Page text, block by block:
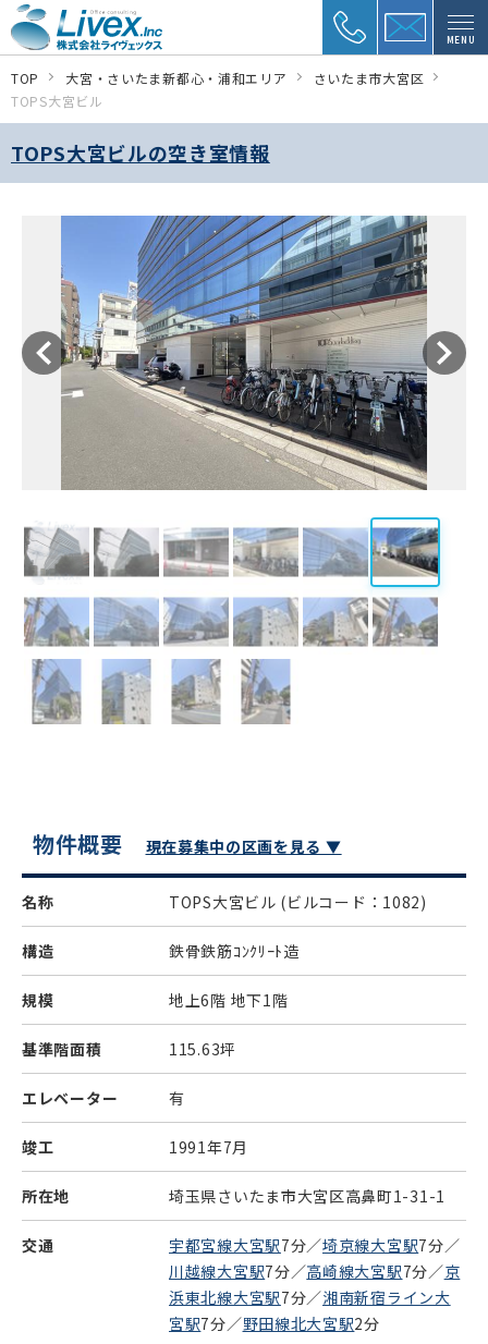
MENU
TOP 大宮・さいたま新都心・浦和エリア
さいたま市大宮区
TOPS大宮ビル
TOPS大宮ビルの空き室情報
物件概要 現在募集中の区画を見る ▼
名称 TOPS大宮ビル (ビルコード：1082)
構造 鉄骨鉄筋ｺﾝｸﾘｰﾄ造
規模 地上6階 地下1階
基準階面積 115.63坪
エレベーター 有
竣工 1991年7月
所在地 埼玉県さいたま市大宮区高鼻町1-31-1
交通 宇都宮線大宮駅7分／埼京線大宮駅7分／
川越線大宮駅7分／高崎線大宮駅7分／京
浜東北線大宮駅7分／湘南新宿ライン大
宮駅7分／野田線北大宮駅2分